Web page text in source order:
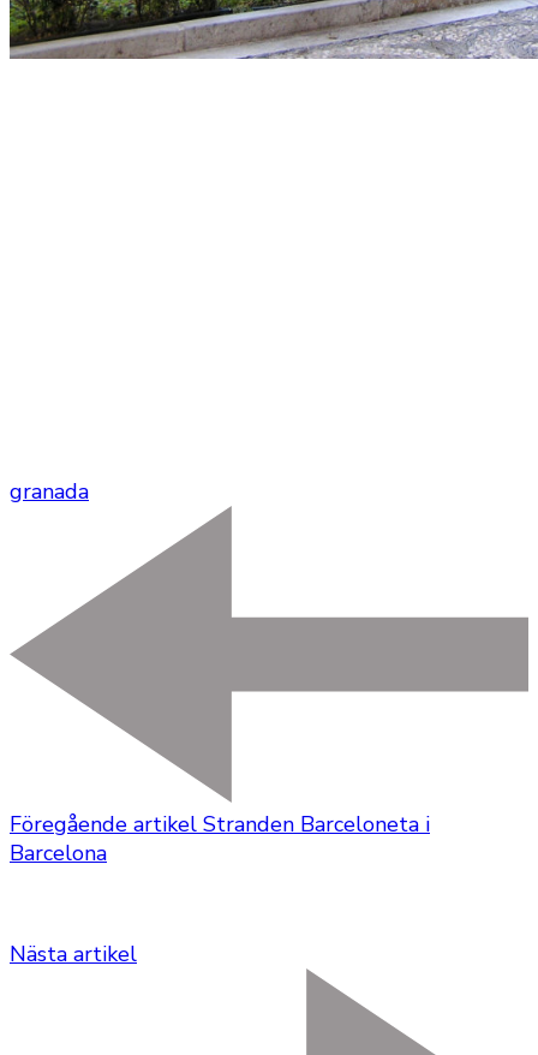
granada
Föregående artikel Stranden Barceloneta i
Barcelona
Nästa artikel